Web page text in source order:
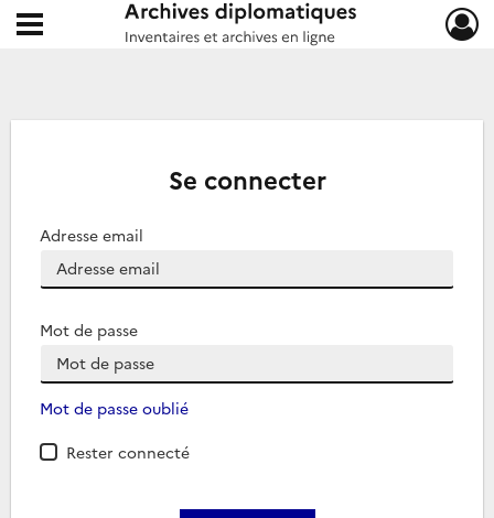
Archives diplomatiques
Ouvrir le menu déroulant
Se connecter
Adresse email
Mot de passe
Mot de passe oublié
Rester connecté